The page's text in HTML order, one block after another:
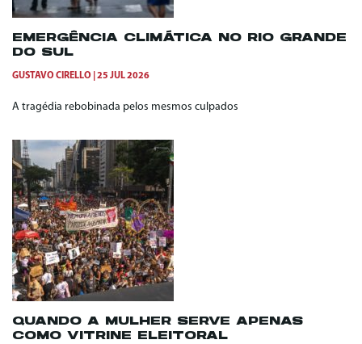
EMERGÊNCIA CLIMÁTICA NO RIO GRANDE
DO SUL
GUSTAVO CIRELLO 25 JUL 2026
A tragédia rebobinada pelos mesmos culpados
QUANDO A MULHER SERVE APENAS
COMO VITRINE ELEITORAL